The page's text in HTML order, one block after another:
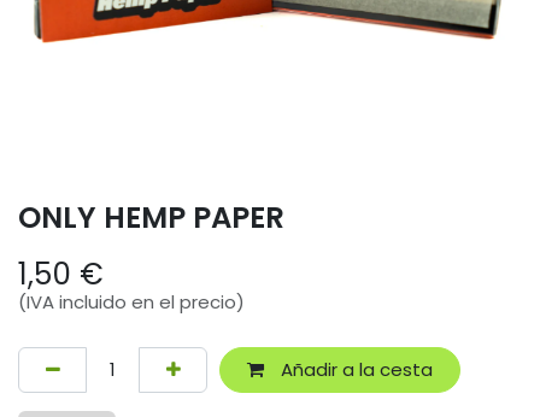
ONLY HEMP PAPER
1,50 €
(IVA incluido en el precio)
Añadir a la cesta